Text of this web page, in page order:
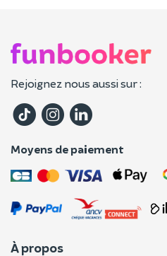
Rejoignez nous aussi sur :
Moyens de paiement
À propos